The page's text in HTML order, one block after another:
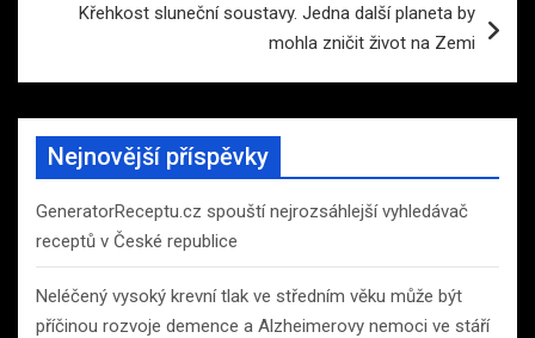
Křehkost sluneční soustavy. Jedna další planeta by
mohla zničit život na Zemi
Nejnovější příspěvky
GeneratorReceptu.cz spouští nejrozsáhlejší vyhledávač
receptů v České republice
Neléčený vysoký krevní tlak ve středním věku může být
příčinou rozvoje demence a Alzheimerovy nemoci ve stáří